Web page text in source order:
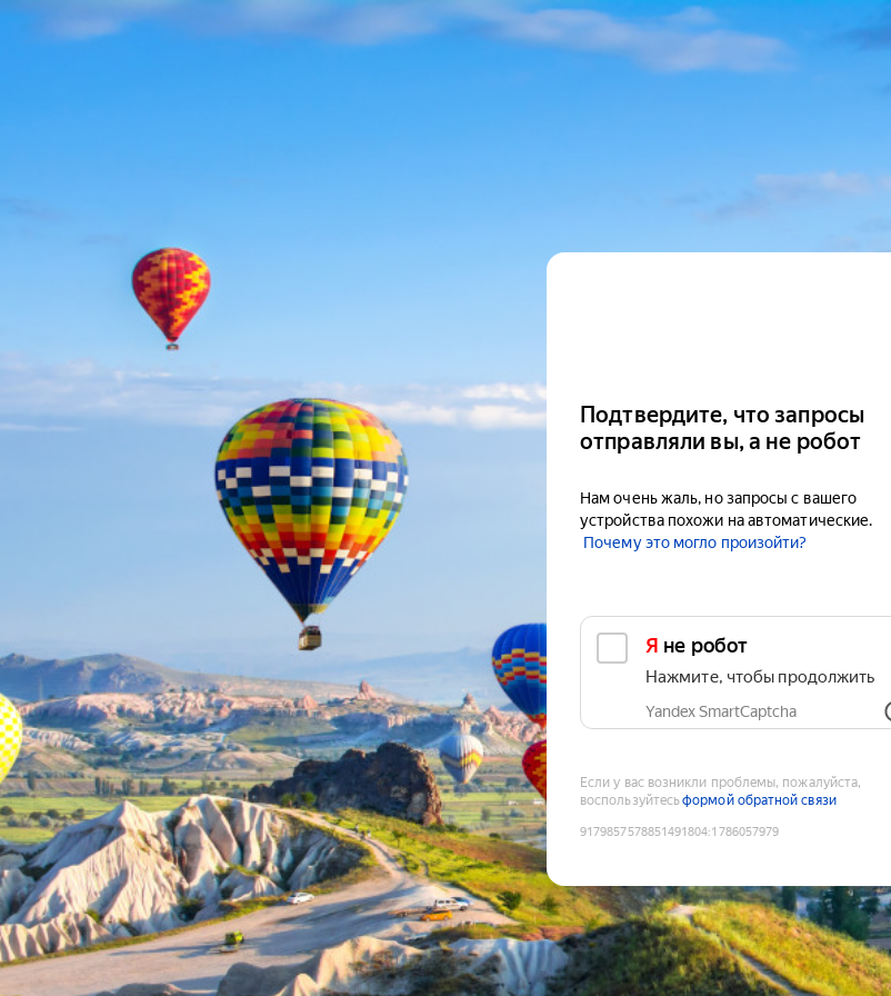
Подтвердите, что запросы
отправляли вы, а не робот
Нам очень жаль, но запросы с вашего
устройства похожи на автоматические.
Почему это могло произойти?
Я не робот
Нажмите, чтобы продолжить
Yandex SmartCaptcha
Если у вас возникли проблемы, пожалуйста,
воспользуйтесьформой обратной связи
9179857578851491804:1786057979